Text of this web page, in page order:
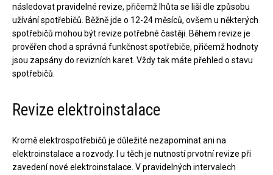
následovat pravidelné revize, přičemž lhůta se liší dle způsobu
užívání spotřebičů. Běžně jde o 12-24 měsíců, ovšem u některých
spotřebičů mohou být revize potřebné častěji. Během revize je
prověřen chod a správná funkčnost spotřebiče, přičemž hodnoty
jsou zapsány do revizních karet. Vždy tak máte přehled o stavu
spotřebičů.
Revize elektroinstalace
Kromě elektrospotřebičů je důležité nezapomínat ani na
elektroinstalace a rozvody. I u těch je nutností prvotní revize při
zavedení nové elektroinstalace. V pravidelných intervalech